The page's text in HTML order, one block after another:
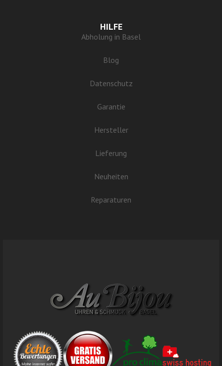
HILFE
Abholung in Basel
Blog
Datenschutz
Garantie
Hersteller
Lieferung
Neuheiten
Reparaturen